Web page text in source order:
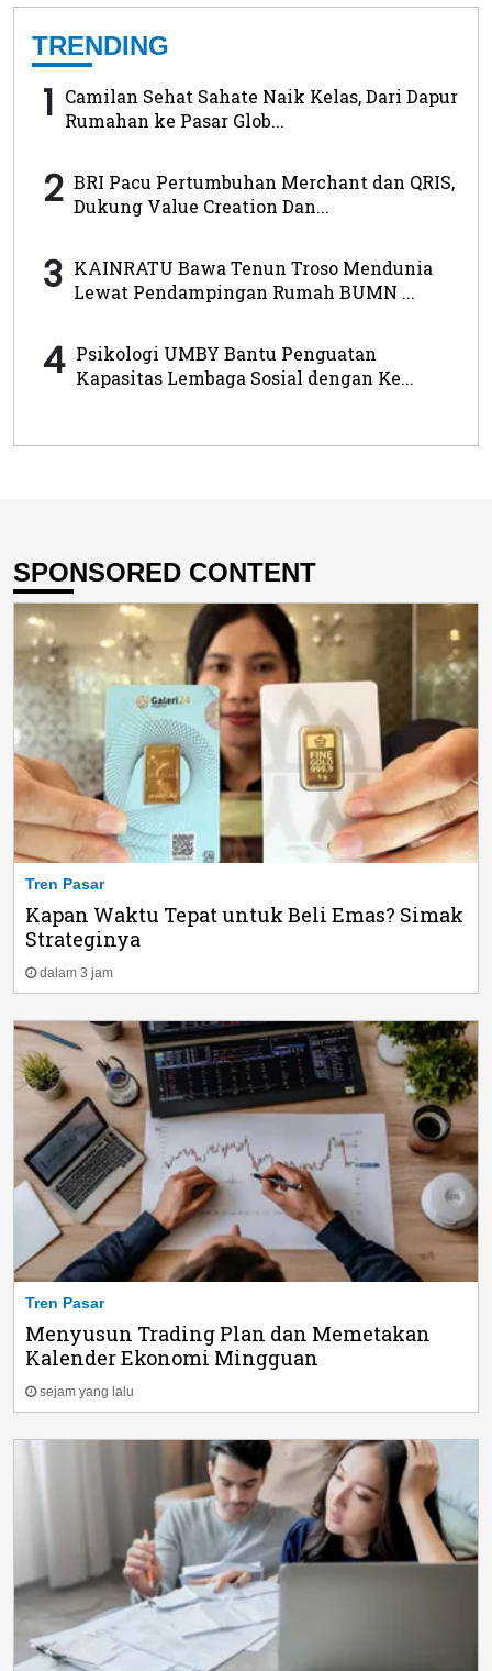
TRENDING
1 Camilan Sehat Sahate Naik Kelas, Dari Dapur
Rumahan ke Pasar Glob...
2 BRI Pacu Pertumbuhan Merchant dan QRIS,
Dukung Value Creation Dan...
3 KAINRATU Bawa Tenun Troso Mendunia
Lewat Pendampingan Rumah BUMN ...
4 Psikologi UMBY Bantu Penguatan
Kapasitas Lembaga Sosial dengan Ke...
SPONSORED CONTENT
Tren Pasar
Kapan Waktu Tepat untuk Beli Emas? Simak
Strateginya
dalam 3 jam
Tren Pasar
Menyusun Trading Plan dan Memetakan
Kalender Ekonomi Mingguan
sejam yang lalu